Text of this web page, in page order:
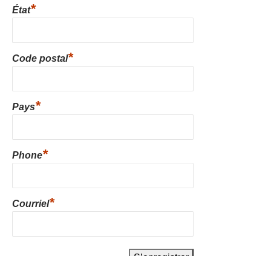
État*
Code postal*
Pays*
Phone*
Courriel*